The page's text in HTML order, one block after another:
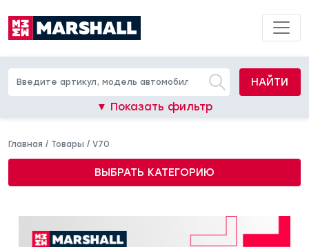
НАЙТИ
▼ Показать фильтр
Главная / Товары / V70
ВЫБРАТЬ КАТЕГОРИЮ